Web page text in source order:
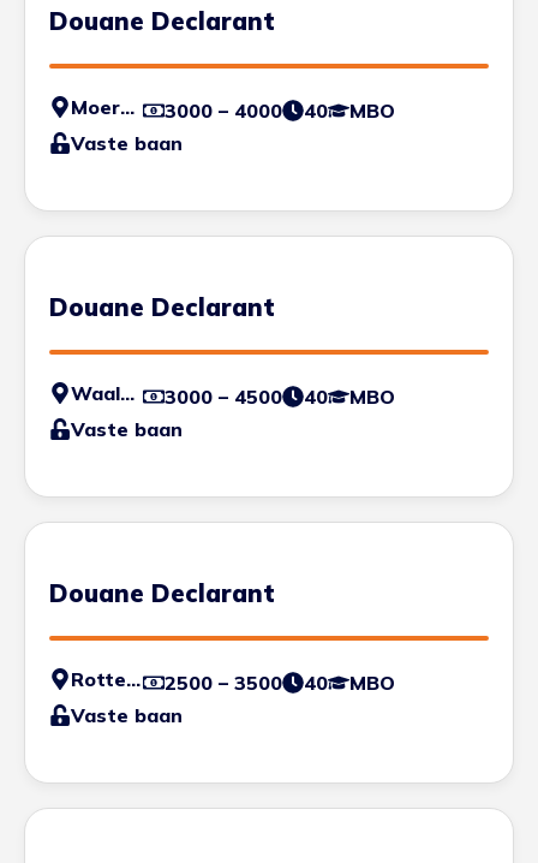
Douane Declarant
Moerdijk 3000 – 4000 40
MBO
Vaste baan
Douane Declarant
Waalhaven 3000 – 4500 40
MBO
Vaste baan
Douane Declarant
Rotterdam 2500 – 3500 40
MBO
Vaste baan